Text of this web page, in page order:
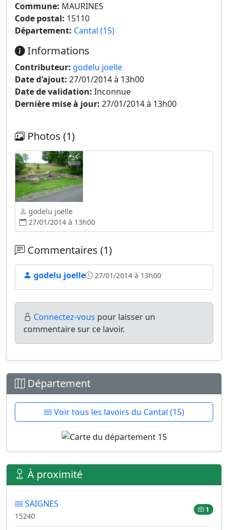
Commune: MAURINES
Code postal: 15110
Département: Cantal (15)
Informations
Contributeur: godelu joelle
Date d'ajout: 27/01/2014 à 13h00
Date de validation: Inconnue
Dernière mise à jour: 27/01/2014 à 13h00
Photos (1)
godelu joelle
27/01/2014 à 13h00
Commentaires (1)
godelu joelle 27/01/2014 à 13h00
Connectez-vous pour laisser un
commentaire sur ce lavoir.
Département
Voir tous les lavoirs du Cantal (15)
À proximité
SAIGNES
15240
1